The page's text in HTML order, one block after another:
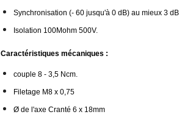
FOSI AUDIO CA30
Amplificateur 4 Voies pour...
Synchronisation (- 60 jusqu'à 0 dB) au mieux 3 dB
Isolation 100Mohm 500V.
Caractéristiques mécaniques :
couple 8 - 3,5 Ncm.
Filetage M8 x 0,75
Ø de l'axe Cranté 6 x 18mm